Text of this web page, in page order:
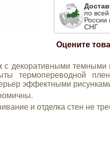
по всей
России
СНГ
Оцените
с декоративными
термопереводной
эффектными
и отделка стен не